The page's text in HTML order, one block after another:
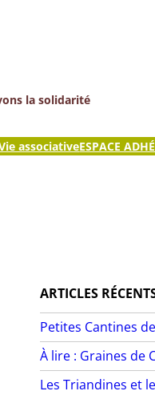
la solidarité
associativeESPACE
ARTICLES
Petites Cantines
À lire : Graines de
Les Triandines et